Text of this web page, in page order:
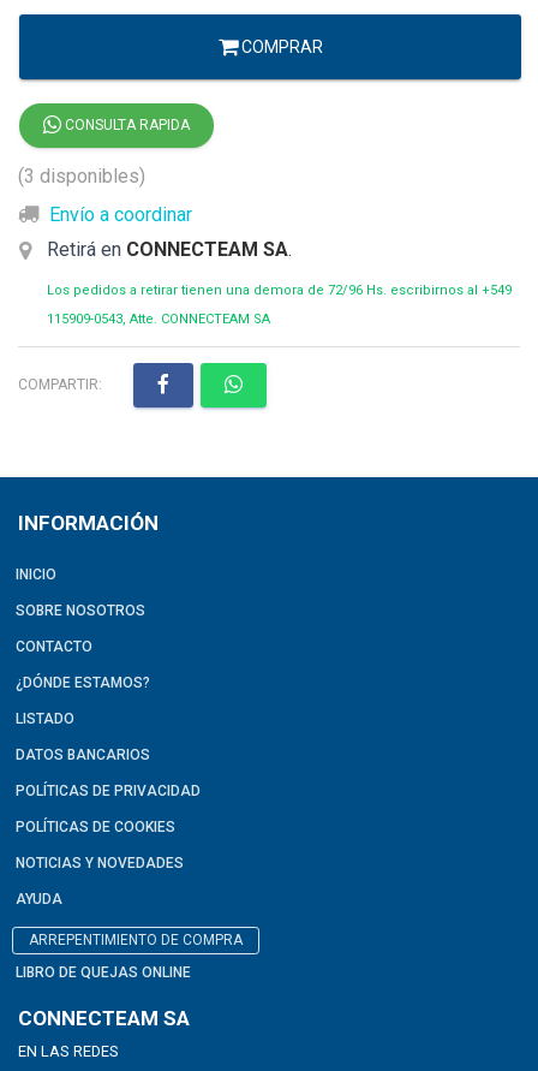
COMPRAR
CONSULTA RAPIDA
(3 disponibles)
Envío a coordinar
Retirá en CONNECTEAM SA.
Los pedidos a retirar tienen una demora de 72/96 Hs. escribirnos al +549
115909-0543, Atte. CONNECTEAM SA
COMPARTIR:
INFORMACIÓN
INICIO
SOBRE NOSOTROS
CONTACTO
¿DÓNDE ESTAMOS?
LISTADO
DATOS BANCARIOS
POLÍTICAS DE PRIVACIDAD
POLÍTICAS DE COOKIES
NOTICIAS Y NOVEDADES
AYUDA
ARREPENTIMIENTO DE COMPRA
LIBRO DE QUEJAS ONLINE
CONNECTEAM SA
EN LAS REDES